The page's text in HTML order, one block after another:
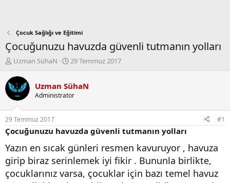
Çocuk Sağlığı ve Eğitimi
Çocuğunuzu havuzda güvenli tutmanın yolları
K
n
b
u
y
u
b
a
l
a
t
a
Uzman SühaN
B
l
a
ı
ç
a
r
i
h
29 Temmuz 2017
Uzman SühaN
Administrator
29 Temmuz 2017 #1
Çocuğunuzu havuzda güvenli tutmanın yolları
Yazın en sıcak günleri resmen kavuruyor , havuza
girip biraz serinlemek iyi fikir . Bununla birlikte,
çocuklarınız varsa, çocuklar için bazı temel havuz